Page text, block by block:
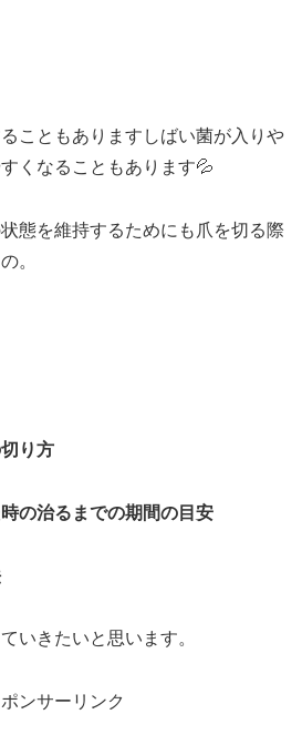
こともありますしばい菌が入りや
くなることもあります💦
態を維持するためにも爪を切る際
。
り方
の治るまでの期間の目安
いきたいと思います。
ンサーリンク